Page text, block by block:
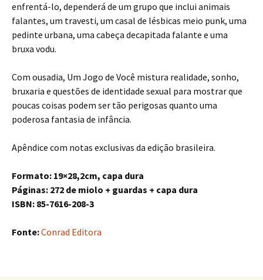
enfrentá-lo, dependerá de um grupo que inclui animais
falantes, um travesti, um casal de lésbicas meio punk, uma
pedinte urbana, uma cabeça decapitada falante e uma
bruxa vodu.
Com ousadia, Um Jogo de Você mistura realidade, sonho,
bruxaria e questões de identidade sexual para mostrar que
poucas coisas podem ser tão perigosas quanto uma
poderosa fantasia de infância.
Apêndice com notas exclusivas da edição brasileira.
Formato: 19×28,2cm, capa dura
Páginas: 272 de miolo + guardas + capa dura
ISBN: 85-7616-208-3
Fonte:Conrad Editora